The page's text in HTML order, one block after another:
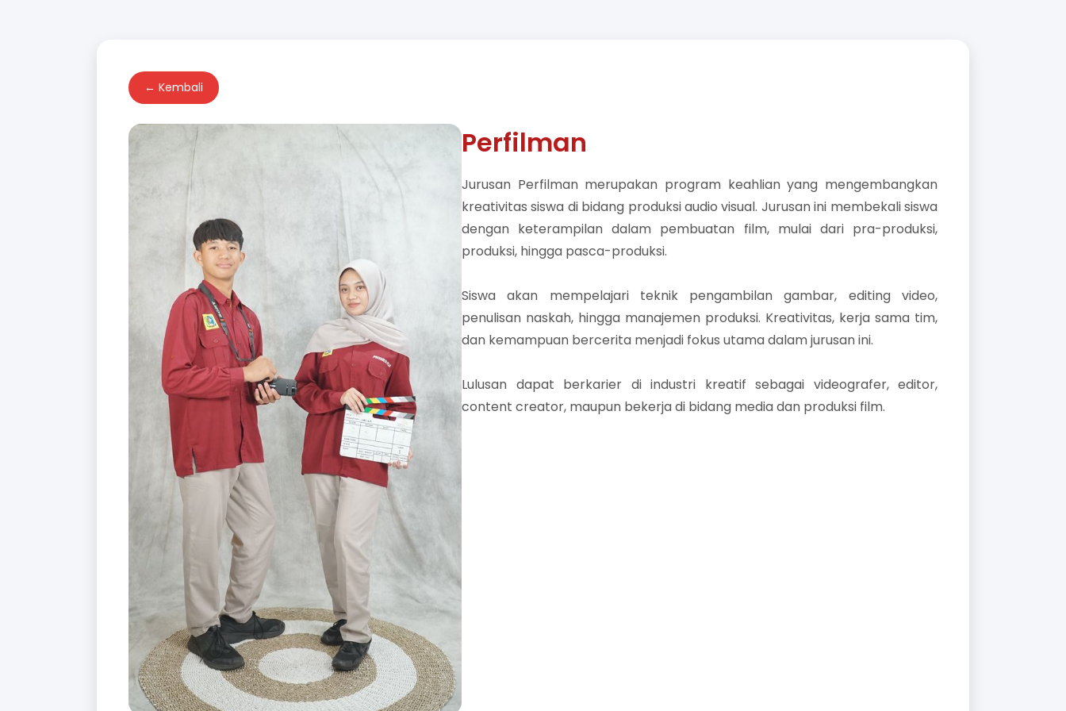
← Kembali
Perfilman
Jurusan Perfilman merupakan program keahlian yang mengembangkan
kreativitas siswa di bidang produksi audio visual. Jurusan ini membekali siswa
dengan keterampilan dalam pembuatan film, mulai dari pra-produksi,
produksi, hingga pasca-produksi.
Siswa akan mempelajari teknik pengambilan gambar, editing video,
penulisan naskah, hingga manajemen produksi. Kreativitas, kerja sama tim,
dan kemampuan bercerita menjadi fokus utama dalam jurusan ini.
Lulusan dapat berkarier di industri kreatif sebagai videografer, editor,
content creator, maupun bekerja di bidang media dan produksi film.